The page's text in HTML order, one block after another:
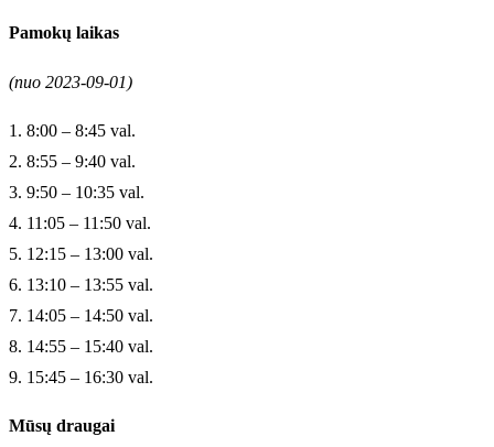
Pamokų laikas
(nuo 2023-09-01)
1. 8:00 – 8:45 val.
2. 8:55 – 9:40 val.
3. 9:50 – 10:35 val.
4. 11:05 – 11:50 val.
5. 12:15 – 13:00 val.
6. 13:10 – 13:55 val.
7. 14:05 – 14:50 val.
8. 14:55 – 15:40 val.
9. 15:45 – 16:30 val.
Mūsų draugai